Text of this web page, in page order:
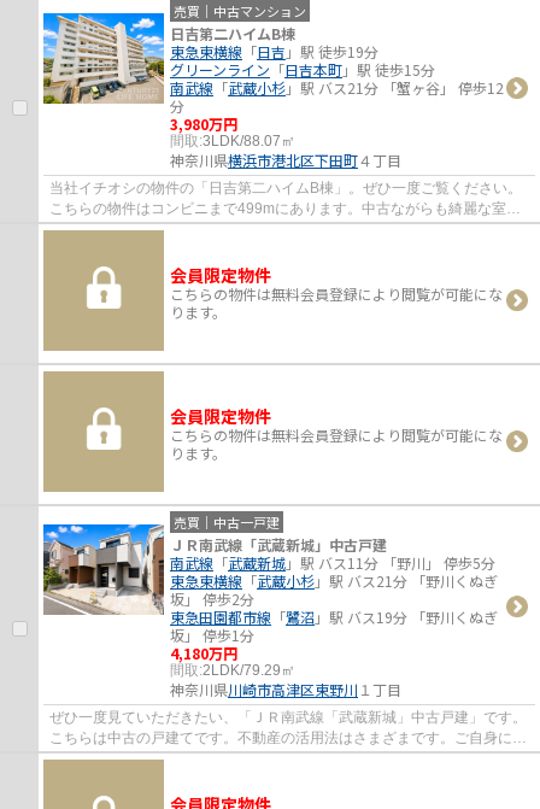
売買｜中古マンション
日吉第二ハイムB棟
東急東横線 「日吉 」駅 徒歩19分
グリーンライン 「日吉本町」駅 徒歩15分
南武線 「武蔵小杉」駅 バス21分 「蟹ヶ谷」 停歩12
分
3,980万円
間取:3LDK/88.07㎡
神奈川県横浜市港北区下田町４丁目
当社イチオシの物件の「日吉第二ハイムB棟」。ぜひ一度ご覧ください。
こちらの物件はコンビニまで499mにあります。中古ながらも綺麗な室内
と魅力的な住環境のマンションです。ご希望の...
会員限定物件
こちらの物件は無料会員登録により閲覧が可能にな
ります。
会員限定物件
こちらの物件は無料会員登録により閲覧が可能にな
ります。
売買｜中古一戸建
ＪＲ南武線「武蔵新城」中古戸建
南武線 「武蔵新城」駅 バス11分 「野川」 停歩5分
東急東横線 「武蔵小杉」駅 バス21分 「野川くぬぎ
坂」 停歩2分
東急田園都市線 「鷺沼」駅 バス19分 「野川くぬぎ
坂」 停歩1分
4,180万円
間取:2LDK/79.29㎡
神奈川県川崎市高津区東野川 １丁目
ぜひ一度見ていただきたい、「ＪＲ南武線「武蔵新城」中古戸建」です。
こちらは中古の戸建てです。不動産の活用法はさまざまです。ご自身に適
した不動産物件をお求めであれば、お気軽...